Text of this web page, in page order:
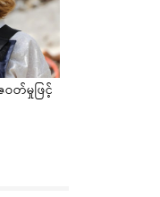
တ်မှုဖြင့်